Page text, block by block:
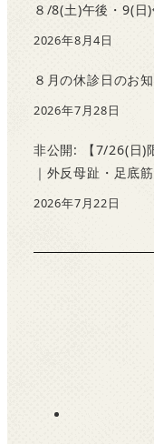
８/8(土)午後・9(日
2026年8月4日
８月の休診日のお
2026年7月28日
非公開: 【7/26(日)
｜外反母趾・足底
2026年7月22日